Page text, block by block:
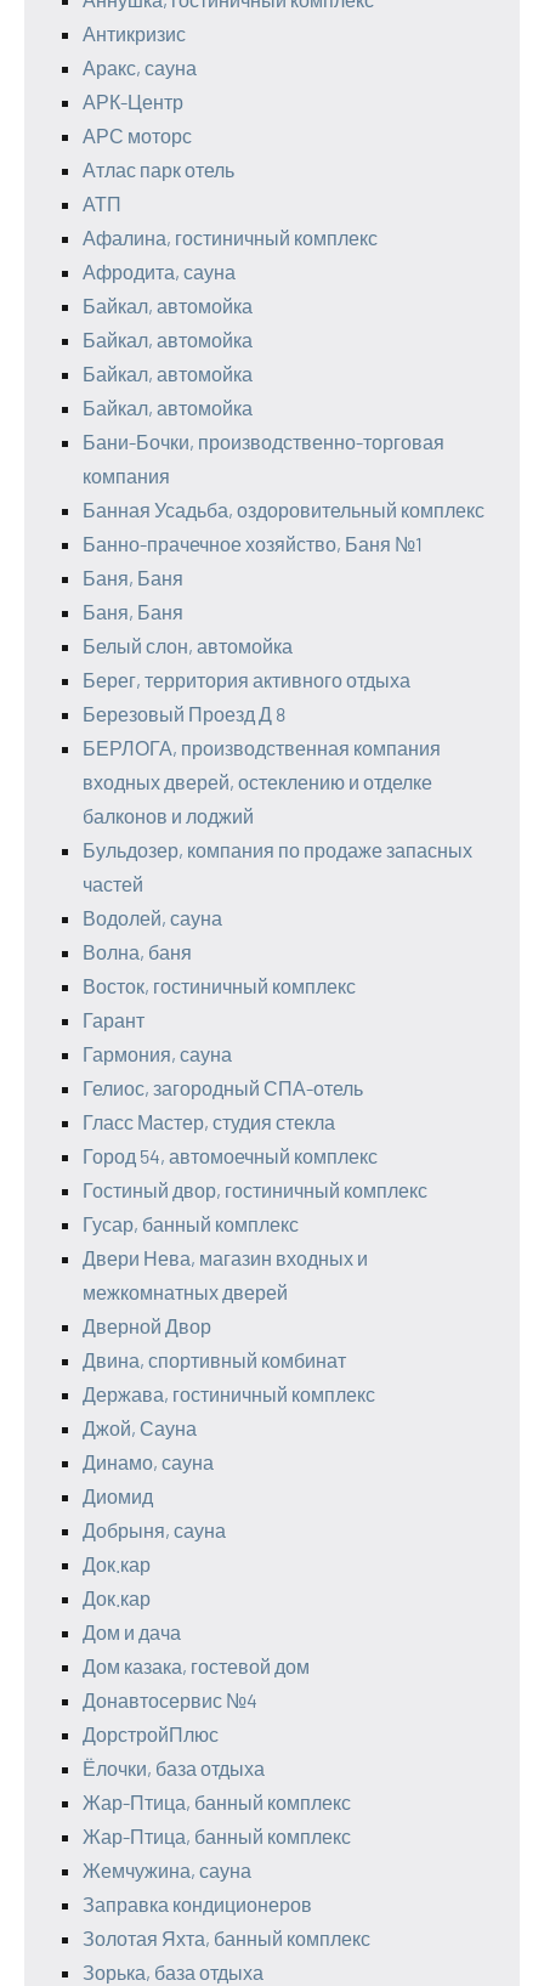
Антикризис
Аракс, сауна
АРК-Центр
АРС моторс
Атлас парк отель
АТП
Афалина, гостиничный комплекс
Афродита, сауна
Байкал, автомойка
Байкал, автомойка
Байкал, автомойка
Байкал, автомойка
Бани-Бочки, производственно-торговая
компания
Банная Усадьба, оздоровительный комплекс
Банно-прачечное хозяйство, Баня №1
Баня, Баня
Баня, Баня
Белый слон, автомойка
Берег, территория активного отдыха
Березовый Проезд Д 8
БЕРЛОГА, производственная компания
входных дверей, остеклению и отделке
балконов и лоджий
Бульдозер, компания по продаже запасных
частей
Водолей, сауна
Волна, баня
Восток, гостиничный комплекс
Гарант
Гармония, сауна
Гелиос, загородный СПА-отель
Гласс Мастер, студия стекла
Город 54, автомоечный комплекс
Гостиный двор, гостиничный комплекс
Гусар, банный комплекс
Двери Нева, магазин входных и
межкомнатных дверей
Дверной Двор
Двина, спортивный комбинат
Держава, гостиничный комплекс
Джой, Сауна
Динамо, сауна
Диомид
Добрыня, сауна
Док.кар
Док.кар
Дом и дача
Дом казака, гостевой дом
Донавтосервис №4
ДорстройПлюс
Ёлочки, база отдыха
Жар-Птица, банный комплекс
Жар-Птица, банный комплекс
Жемчужина, сауна
Заправка кондиционеров
Золотая Яхта, банный комплекс
Зорька, база отдыха